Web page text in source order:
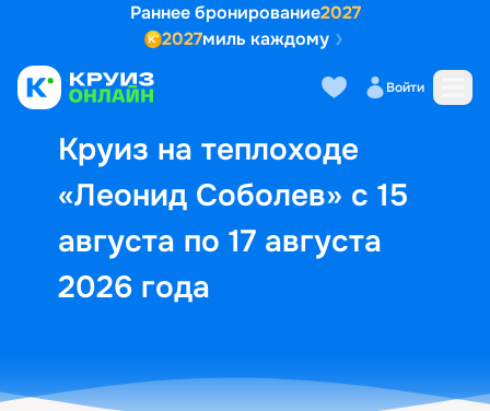
Раннее бронирование2027
2027миль каждому
Войти
Круиз на теплоходе
«Леонид Соболев» с 15
августа по 17 августа
2026 года
Выбор кают Маршрут и